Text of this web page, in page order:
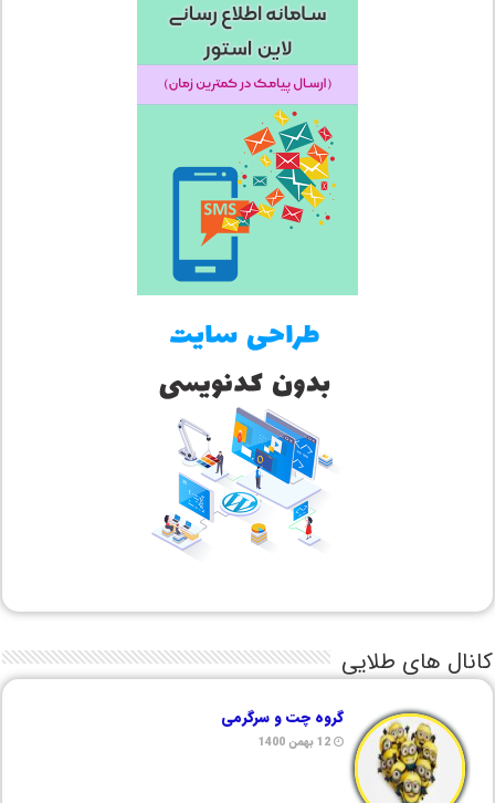
کانال های طلایی
گروه چت و سرگرمی
12 بهمن 1400